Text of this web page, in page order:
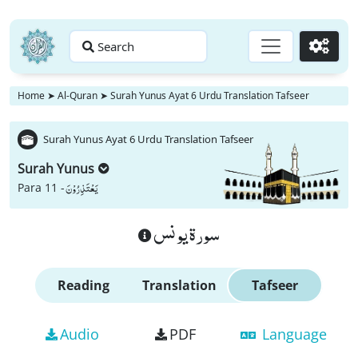
Search Go
Home ➤ Al-Quran ➤ Surah Yunus Ayat 6 Urdu Translation Tafseer
Surah Yunus Ayat 6 Urdu Translation Tafseer
Surah Yunus
Para 11 -یَعْتَذِرُوْنَ
سورة يونس
Reading Translation Tafseer
Audio PDF Language